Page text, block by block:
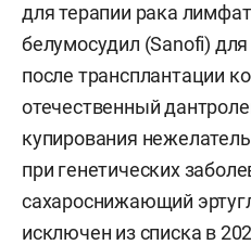
для терапии рака
белумосудил (Sanofi)
после трансплантации
отечественный
купирования
при генетических
сахароснижающий
исключен из списка в